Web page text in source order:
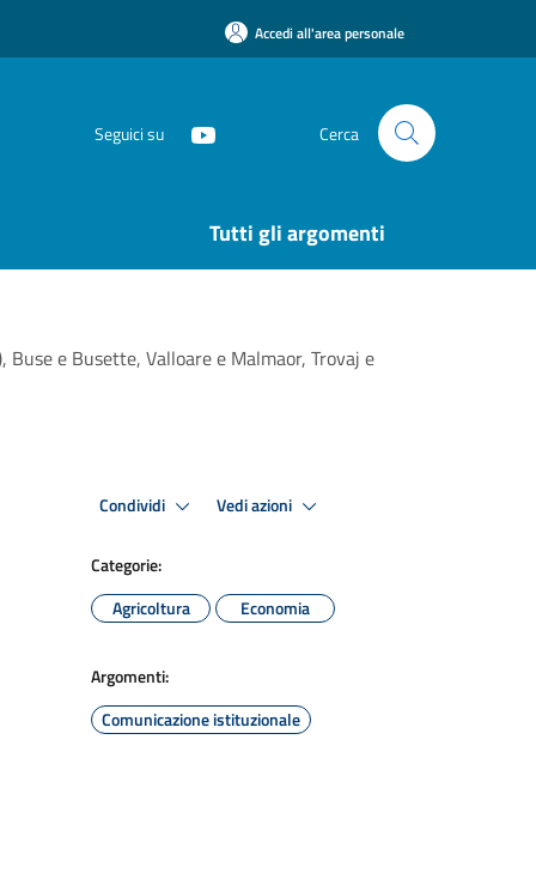
Accedi all'area personale
Seguici su Cerca
Tutti gli argomenti
e Busette, Valloare e Malmaor, Trovaj e
Condividi Vedi azioni
Categorie:
Agricoltura
Economia
Argomenti:
Comunicazione istituzionale